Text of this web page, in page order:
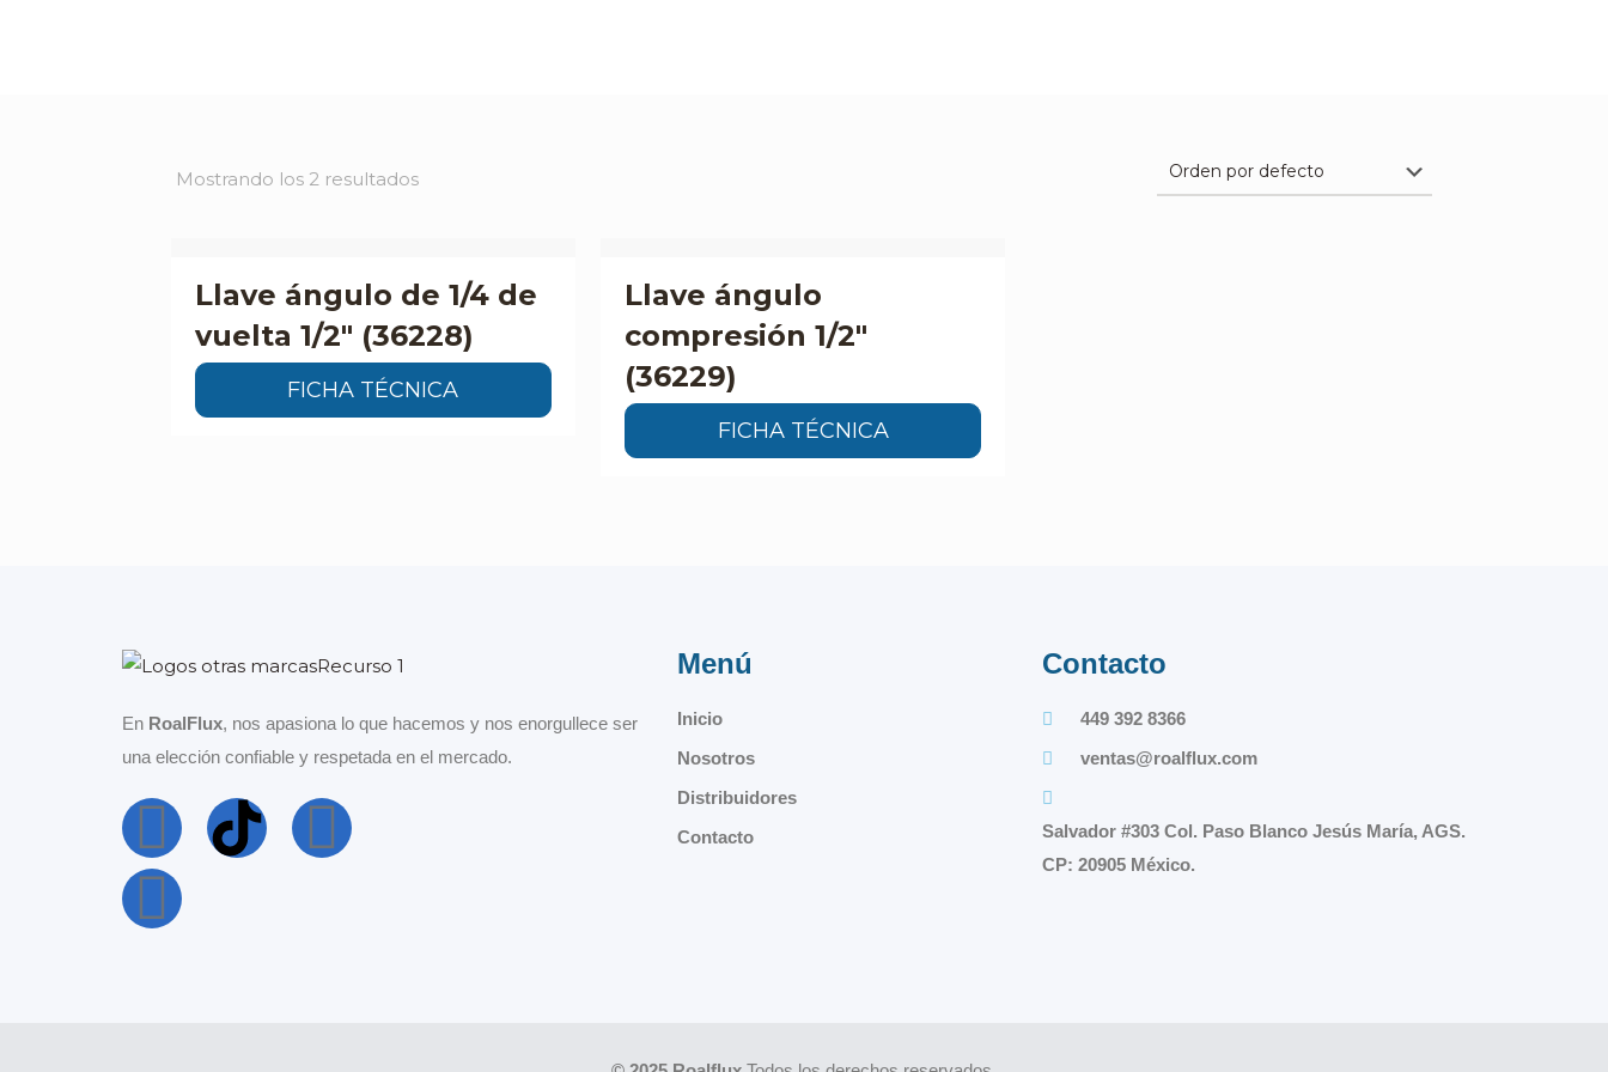
Mostrando los 2 resultados
Llave ángulo de 1/4 de
vuelta 1/2″ (36228)
FICHA TÉCNICA
Llave ángulo
compresión 1/2″
(36229)
FICHA TÉCNICA
En RoalFlux, nos apasiona lo que hacemos y nos enorgullece ser
una elección confiable y respetada en el mercado.
Menú
Inicio
Nosotros
Distribuidores
Contacto
Contacto
449 392 8366
ventas@roalflux.com
Salvador #303 Col. Paso Blanco Jesús María, AGS.
CP: 20905 México.